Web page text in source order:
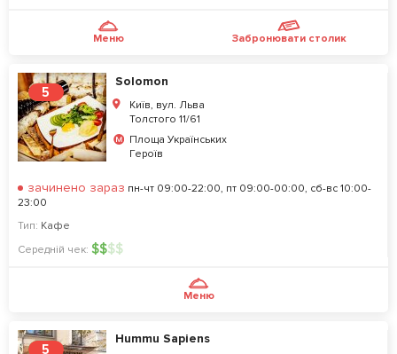
Меню Забронювати столик
5
Solomon
Київ, вул. Льва
Толстого 11/61
Площа Українських
Героїв
зачинено зараз пн-чт 09:00-22:00, пт 09:00-00:00, сб-вс 10:00-
23:00
Тип: Кафе
Середній чек: $$$$
Меню
5
Hummu Sapiens